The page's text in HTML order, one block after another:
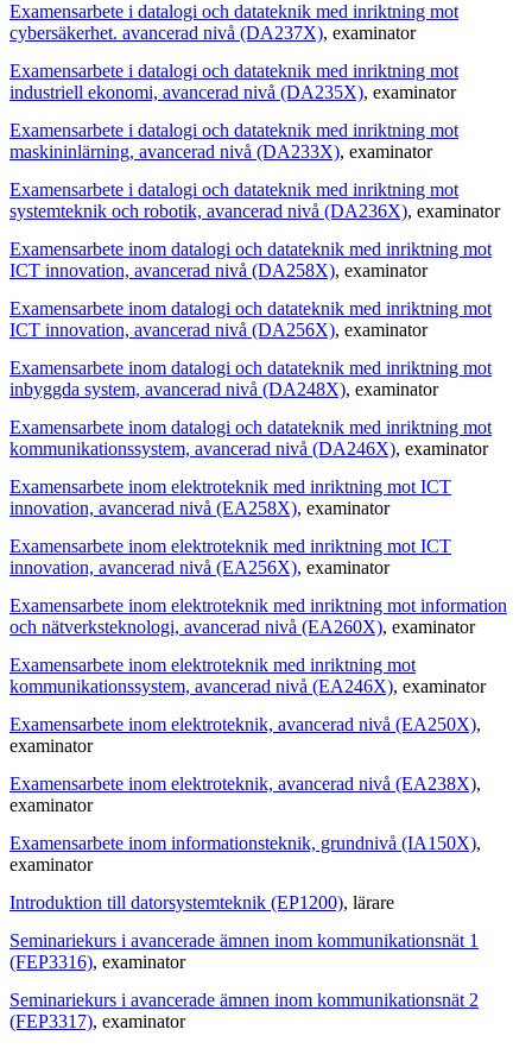
Examensarbete i datalogi och datateknik med inriktning mot
cybersäkerhet. avancerad nivå (DA237X), examinator
Examensarbete i datalogi och datateknik med inriktning mot
industriell ekonomi, avancerad nivå (DA235X), examinator
Examensarbete i datalogi och datateknik med inriktning mot
maskininlärning, avancerad nivå (DA233X), examinator
Examensarbete i datalogi och datateknik med inriktning mot
systemteknik och robotik, avancerad nivå (DA236X), examinator
Examensarbete inom datalogi och datateknik med inriktning mot
ICT innovation, avancerad nivå (DA258X), examinator
Examensarbete inom datalogi och datateknik med inriktning mot
ICT innovation, avancerad nivå (DA256X), examinator
Examensarbete inom datalogi och datateknik med inriktning mot
inbyggda system, avancerad nivå (DA248X), examinator
Examensarbete inom datalogi och datateknik med inriktning mot
kommunikationssystem, avancerad nivå (DA246X), examinator
Examensarbete inom elektroteknik med inriktning mot ICT
innovation, avancerad nivå (EA258X), examinator
Examensarbete inom elektroteknik med inriktning mot ICT
innovation, avancerad nivå (EA256X), examinator
Examensarbete inom elektroteknik med inriktning mot information
och nätverksteknologi, avancerad nivå (EA260X), examinator
Examensarbete inom elektroteknik med inriktning mot
kommunikationssystem, avancerad nivå (EA246X), examinator
Examensarbete inom elektroteknik, avancerad nivå (EA250X),
examinator
Examensarbete inom elektroteknik, avancerad nivå (EA238X),
examinator
Examensarbete inom informationsteknik, grundnivå (IA150X),
examinator
Introduktion till datorsystemteknik (EP1200), lärare
Seminariekurs i avancerade ämnen inom kommunikationsnät 1
(FEP3316), examinator
Seminariekurs i avancerade ämnen inom kommunikationsnät 2
(FEP3317), examinator